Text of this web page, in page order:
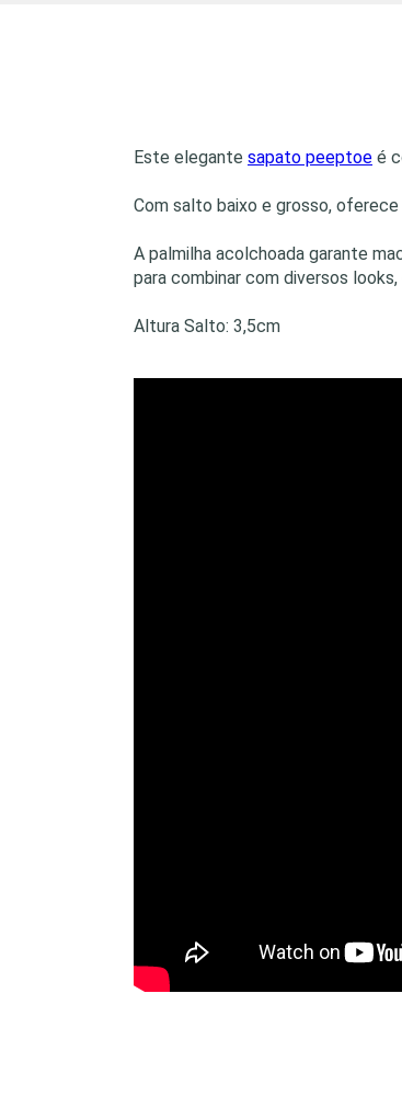
Este elegante sapato peeptoe é
Com salto baixo e grosso,
A palmilha acolchoada garante
para combinar com diversos
Altura Salto: 3,5cm